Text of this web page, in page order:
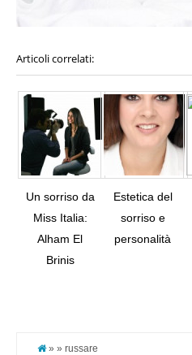
Articoli correlati:
Un sorriso da
Miss Italia:
Alham El
Brinis
Estetica del
sorriso e
personalità
» » russare